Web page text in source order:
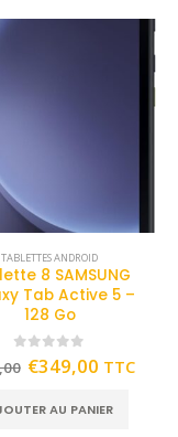
TABLETTES ANDROID
8 SAMSUNG
Tab Active 5 –
128 Go
out of 5
€349,00 TTC
AU PANIER